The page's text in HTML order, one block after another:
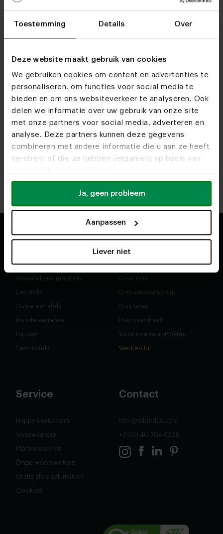
Toestemming Details Over
Deze website maakt gebruik van cookies
We gebruiken cookies om content en advertenties te
personaliseren, om functies voor social media te
bieden en om ons websiteverkeer te analyseren. Ook
delen we informatie over uw gebruik van onze site
met onze partners voor social media, adverteren en
analyse. Deze partners kunnen deze gegevens
combineren met andere informatie die u aan ze heeft
verstrekt of die ze hebben verzameld op basis van
Ja, geen probleem
Aanpassen
Liever niet
beter op peil te houden, wat bijdraagt aan het behoud
van je meubels.
servicepaginavind je praktische informatie, advies per
materiaal en veelgestelde vragen. Zo weet je precies
welke onderhoudsmiddelen je nodig hebt en hoe je jouw
meubels zo lang mogelijk mooi houdt.
Terug naar boven
Tweedekans meubels
Eettafels
Ovale eettafels
Ronde eettafels
Banken
Salontafels
Over ons
Ons vakmanschap
Ons team
Duurzaamheid
Voor interieurstylisten
Werken bij
Service
Happy customers
Voorwaarden
Klantenservice
Onze woonwinkels
Gratis afspraak maken
Cookies
Contact
info@tabledusud.nl
+31(0) 40 304 6229